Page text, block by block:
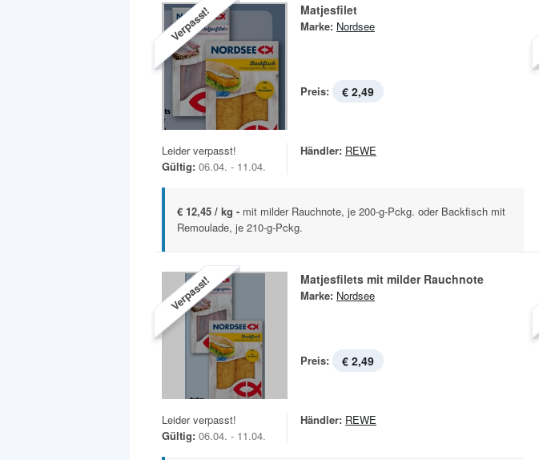
Verpasst! Matjesfilet
Marke: Nordsee
Preis: € 2,49
Leider verpasst!
Gültig: 06.04. - 11.04.
Händler: REWE
€ 12,45 / kg - mit milder Rauchnote, je 200-g-Pckg. oder Backfisch mit
Remoulade, je 210-g-Pckg.
Verpasst! Matjesfilets mit milder Rauchnote
Marke: Nordsee
Preis: € 2,49
Leider verpasst!
Gültig: 06.04. - 11.04.
Händler: REWE